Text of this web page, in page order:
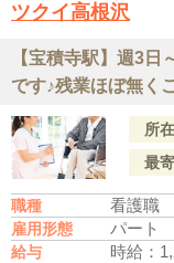
ツクイ高根沢
【宝積寺駅】週3
です♪残業ほぼ無く
所
最
職種 看護職
雇用形態 パート
給与 時給：